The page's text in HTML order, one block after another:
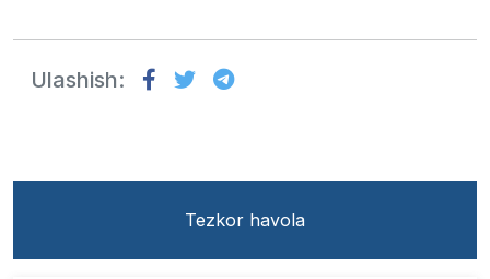
Ulashish:
Tezkor havola